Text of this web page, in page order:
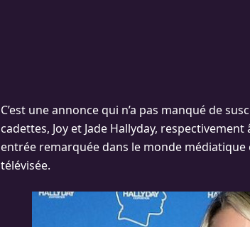
C’est une annonce qui n’a pas manqué de
cadettes, Joy et Jade Hallyday,
entrée remarquée dans le monde
télévisée.